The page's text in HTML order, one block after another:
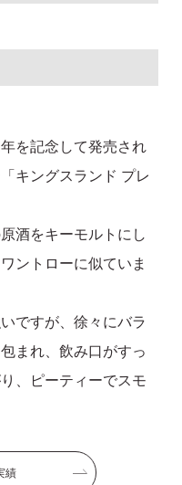
を記念して発売され
キングスランド プレ
酒をキーモルトにし
ントローに似ていま
ですが、徐々にバラ
まれ、飲み口がすっ
、ピーティーでスモ
績